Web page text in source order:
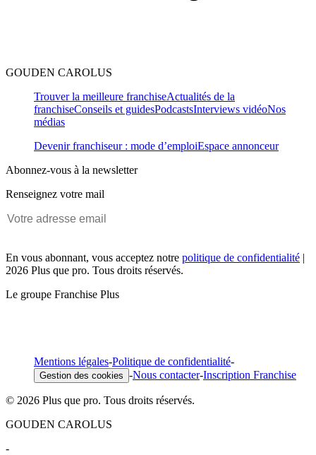
GOUDEN CAROLUS
Trouver la meilleure franchiseActualités de la
franchiseConseils et guidesPodcastsInterviews vidéoNos
médias
Devenir franchiseur : mode d’emploiEspace annonceur
Abonnez-vous à la newsletter
Renseignez votre mail
En vous abonnant, vous acceptez notre politique de confidentialité |
2026 Plus que pro. Tous droits réservés.
Le groupe Franchise Plus
Mentions légales-Politique de confidentialité-
Gestion des cookies -Nous contacter-Inscription Franchise
© 2026 Plus que pro. Tous droits réservés.
GOUDEN CAROLUS
-